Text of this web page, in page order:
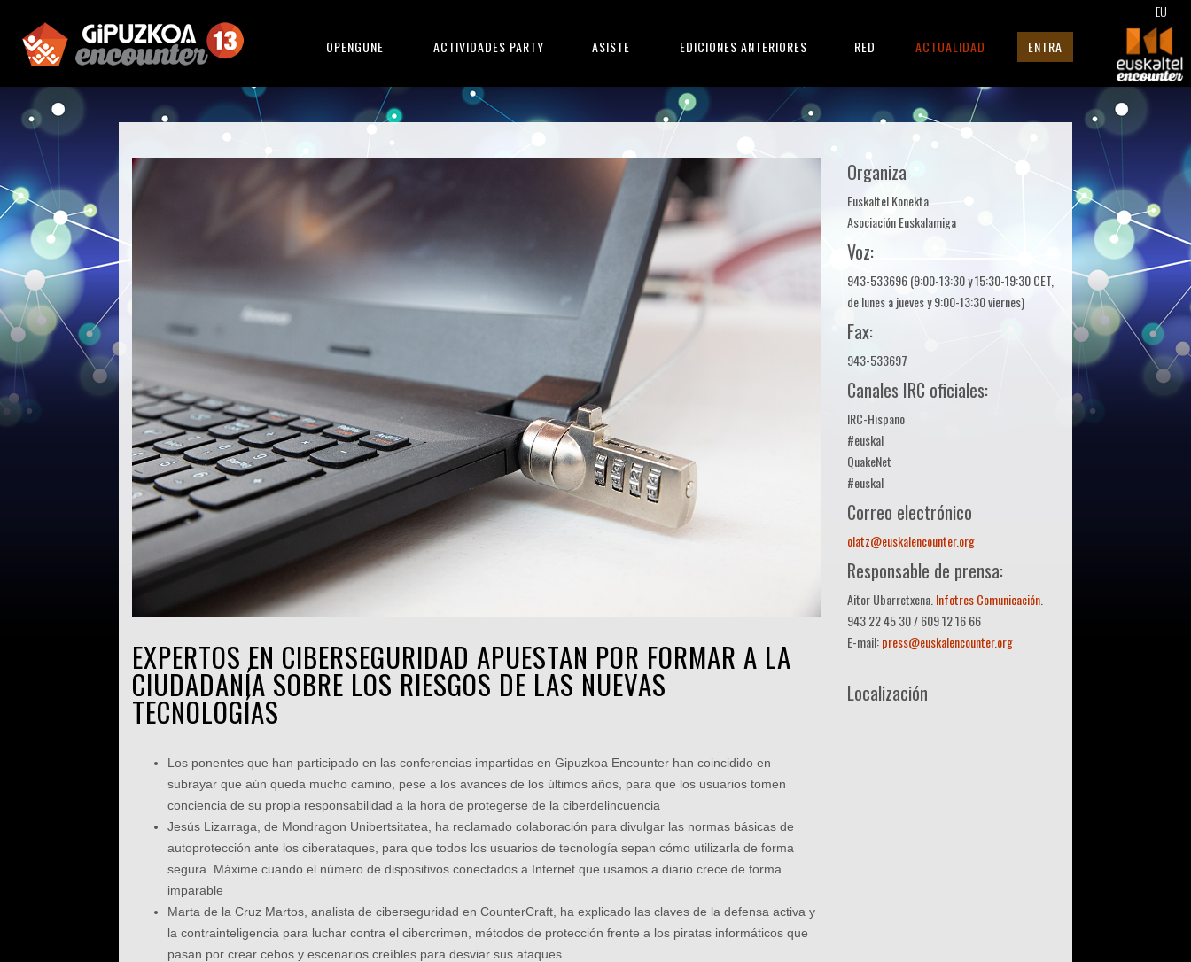
OPENGUNE ACTIVIDADES PARTY ASISTE EDICIONES ANTERIORES RED ACTUALIDAD ENTRA
EU
EXPERTOS EN CIBERSEGURIDAD APUESTAN POR FORMAR A LA
CIUDADANÍA SOBRE LOS RIESGOS DE LAS NUEVAS
TECNOLOGÍAS
Los ponentes que han participado en las conferencias impartidas en Gipuzkoa Encounter han coincidido en
subrayar que aún queda mucho camino, pese a los avances de los últimos años, para que los usuarios tomen
conciencia de su propia responsabilidad a la hora de protegerse de la ciberdelincuencia
Jesús Lizarraga, de Mondragon Unibertsitatea, ha reclamado colaboración para divulgar las normas básicas de
autoprotección ante los ciberataques, para que todos los usuarios de tecnología sepan cómo utilizarla de forma
segura. Máxime cuando el número de dispositivos conectados a Internet que usamos a diario crece de forma
imparable
Marta de la Cruz Martos, analista de ciberseguridad en CounterCraft, ha explicado las claves de la defensa activa y
la contrainteligencia para luchar contra el cibercrimen, métodos de protección frente a los piratas informáticos que
pasan por crear cebos y escenarios creíbles para desviar sus ataques
Organiza
Euskaltel Konekta
Asociación Euskalamiga
Voz:
943-533696 (9:00-13:30 y 15:30-19:30 CET,
de lunes a jueves y 9:00-13:30 viernes)
Fax:
943-533697
Canales IRC oficiales:
IRC-Hispano
#euskal
QuakeNet
#euskal
Correo electrónico
olatz@euskalencounter.org
Responsable de prensa:
Aitor Ubarretxena. Infotres Comunicación.
943 22 45 30 / 609 12 16 66
E-mail:press@euskalencounter.org
Localización